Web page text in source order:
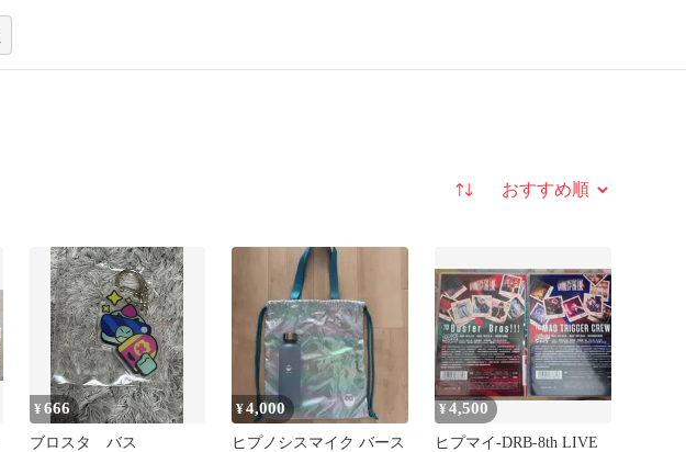
並び替え
¥666
ブロスタ バス
¥4,000
ヒプノシスマイク バース
¥4,500
ヒプマイ-DRB-8th LIVE